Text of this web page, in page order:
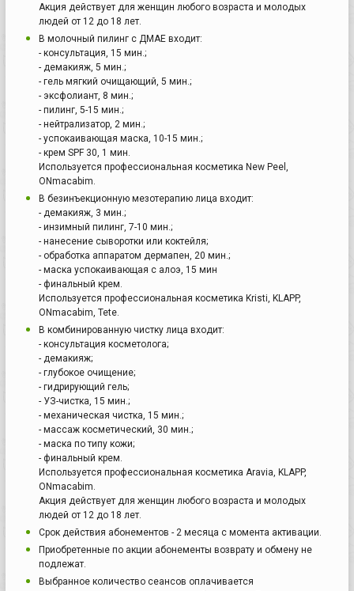
Акция действует для женщин любого возраста и молодых
людей от 12 до 18 лет.
В молочный пилинг с ДМАЕ входит:
- консультация, 15 мин.;
- демакияж, 5 мин.;
- гель мягкий очищающий, 5 мин.;
- эксфолиант, 8 мин.;
- пилинг, 5-15 мин.;
- нейтрализатор, 2 мин.;
- успокаивающая маска, 10-15 мин.;
- крем SPF 30, 1 мин.
Используется профессиональная косметика New Peel,
ONmacabim.
В безинъекционную мезотерапию лица входит:
- демакияж, 3 мин.;
- инзимный пилинг, 7-10 мин.;
- нанесение сыворотки или коктейля;
- обработка аппаратом дермапен, 20 мин.;
- маска успокаивающая с алоэ, 15 мин
- финальный крем.
Используется профессиональная косметика Kristi, KLAPP,
ONmacabim, Tete.
В комбинированную чистку лица входит:
- консультация косметолога;
- демакияж;
- глубокое очищение;
- гидрирующий гель;
- УЗ-чистка, 15 мин.;
- механическая чистка, 15 мин.;
- массаж косметический, 30 мин.;
- маска по типу кожи;
- финальный крем.
Используется профессиональная косметика Aravia, KLAPP,
ONmacabim.
Акция действует для женщин любого возраста и молодых
людей от 12 до 18 лет.
Срок действия абонементов - 2 месяца с момента активации.
Приобретенные по акции абонементы возврату и обмену не
подлежат.
Выбранное количество сеансов оплачивается